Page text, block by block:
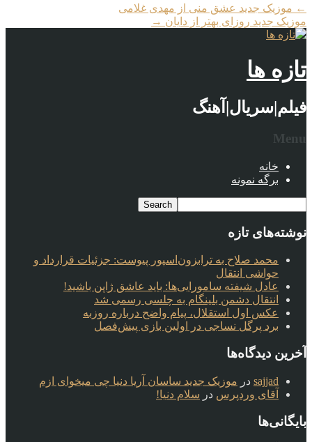
← موزیک جدید عشق منی از مهدی غلامی
موزیک جدید روزای بهتر از دایان →
تازه ها
فیلم|سریال|آهنگ
Menu
خانه
برگه نمونه
نوشته‌های تازه
محمد صلاح به ترابزون‌اسپور پیوست: جزئیات قرارداد و
حواشی انتقال
عادل شیفته سامورایی‌ها: باید عاشق ژاپن باشید!
انتقال دشمن بلینگام به چلسی رسمی شد
عکس اول استقلال، پیام واضح درباره روزبه
برد پرگل نساجی در اولین بازی پیش‌فصل
آخرین دیدگاه‌ها
sajjad در موزیک جدید ساسان آریا دنیا چی میخوای ازم
آقای وردپرس در سلام دنیا!
بایگانی‌ها